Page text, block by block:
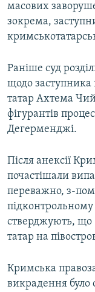
масових
зокрема,
Раніше суд
щодо
татар Ахтема
фігурантів
Дегерменджі.
Після анексії
почастішали
переважно, з-
підконтрольному
стверджують,
татар на
Кримська
викрадення було